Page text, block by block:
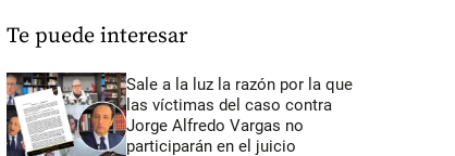
Te puede interesar
Sale a la luz la razón por la que
las víctimas del caso contra
Jorge Alfredo Vargas no
participarán en el juicio